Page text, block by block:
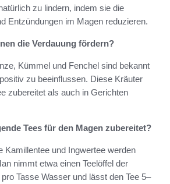
zu lindern, indem sie die
Entzündungen im Magen reduzieren.
die Verdauung fördern?
Kümmel und Fenchel sind bekannt
zu beeinflussen. Diese Kräuter
zubereitet als auch in Gerichten
Tees für den Magen zubereitet?
Kamillentee und Ingwertee werden
nimmt etwa einen Teelöffel der
Tasse Wasser und lässt den Tee 5–